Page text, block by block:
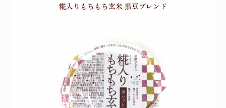
糀入りもちもち玄米 黒豆ブレンド
キッコーマンこころダイニング株式会社
受賞
受賞商品紹介受賞企業サイト